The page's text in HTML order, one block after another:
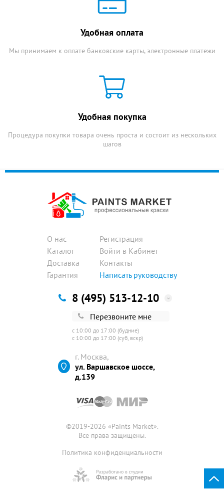
Удобная оплата
Мы принимаем к оплате банковские карты, электронные платежи
Удобная покупка
Процедура покупки товара очень проста и состоит из нескольких
шагов
О нас
Каталог
Доставка
Гарантия
Регистрация
Войти в Кабинет
Контакты
Написать руководству
8 (495) 513-12-10
Перезвоните мне
с 10:00 до 17:00 (будние)
с 10:00 до 17:00 (суб, вскр)
г. Москва,
ул. Варшавское шоссе,
д.139
©2019-2026 «Paints Market».
Все права защищены.
Политика конфиденциальности